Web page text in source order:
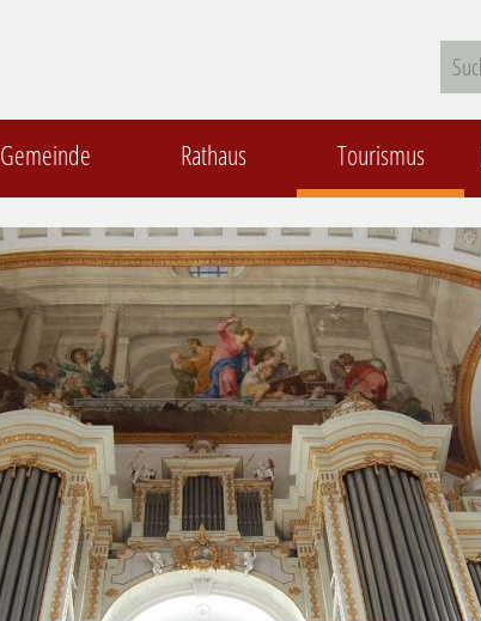
Gemeinde Rathaus Tourismus